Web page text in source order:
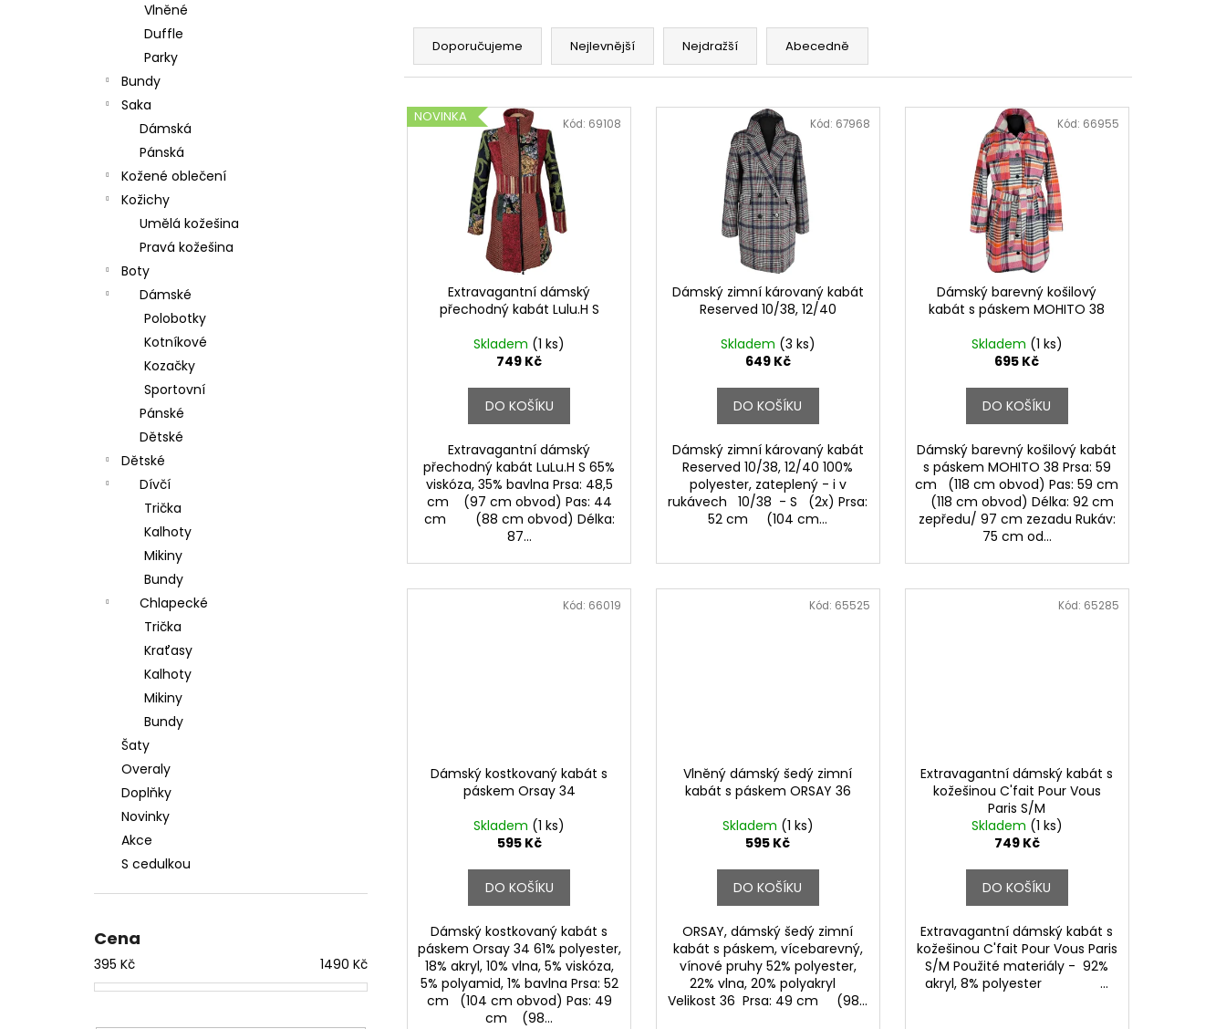
Vlněné
Duffle
Parky
Bundy
Saka
Dámská
Pánská
Kožené oblečení
Kožichy
Umělá kožešina
Pravá kožešina
Boty
Dámské
Polobotky
Kotníkové
Kozačky
Sportovní
Pánské
Dětské
Dětské
Dívčí
Trička
Kalhoty
Mikiny
Bundy
Chlapecké
Trička
Kraťasy
Kalhoty
Mikiny
Bundy
Šaty
Overaly
Doplňky
Novinky
Akce
S cedulkou
Cena
395 Kč 1490 Kč
Ř
z
n
Doporučujeme Nejlevnější Nejdražší Abecedně
V
ýNOVINKA
Extravagantní dámský
přechodný kabát Lulu.H S
Skladem (1 ks)
749 Kč
DO KOŠÍKU
Extravagantní dámský
přechodný kabát LuLu.H S 65%
viskóza, 35% bavlna Prsa: 48,5
cm (97 cm obvod) Pas: 44
cm (88 cm obvod) Délka:
87...
Kód: 69108
Dámský zimní károvaný kabát
Reserved 10/38, 12/40
Skladem (3 ks)
649 Kč
DO KOŠÍKU
Dámský zimní károvaný kabát
Reserved 10/38, 12/40 100%
polyester, zateplený - i v
rukávech 10/38 - S (2x) Prsa:
52 cm (104 cm...
Kód: 67968
Dámský barevný košilový
kabát s páskem MOHITO 38
Skladem (1 ks)
695 Kč
DO KOŠÍKU
Dámský barevný košilový kabát
s páskem MOHITO 38 Prsa: 59
cm (118 cm obvod) Pas: 59 cm
(118 cm obvod) Délka: 92 cm
zepředu/ 97 cm zezadu Rukáv:
75 cm od...
Kód: 66955
Dámský kostkovaný kabát s
páskem Orsay 34
Skladem (1 ks)
595 Kč
DO KOŠÍKU
Dámský kostkovaný kabát s
páskem Orsay 34 61% polyester,
18% akryl, 10% vlna, 5% viskóza,
5% polyamid, 1% bavlna Prsa: 52
cm (104 cm obvod) Pas: 49
cm (98...
Kód: 66019
Vlněný dámský šedý zimní
kabát s páskem ORSAY 36
Skladem (1 ks)
595 Kč
DO KOŠÍKU
ORSAY, dámský šedý zimní
kabát s páskem, vícebarevný,
vínové pruhy 52% polyester,
22% vlna, 20% polyakryl
Velikost 36 Prsa: 49 cm (98...
Kód: 65525
Extravagantní dámský kabát s
kožešinou C'fait Pour Vous
Paris S/M
Skladem (1 ks)
749 Kč
DO KOŠÍKU
Extravagantní dámský kabát s
kožešinou C'fait Pour Vous Paris
S/M Použité materiály - 92%
akryl, 8% polyester ...
Kód: 65285